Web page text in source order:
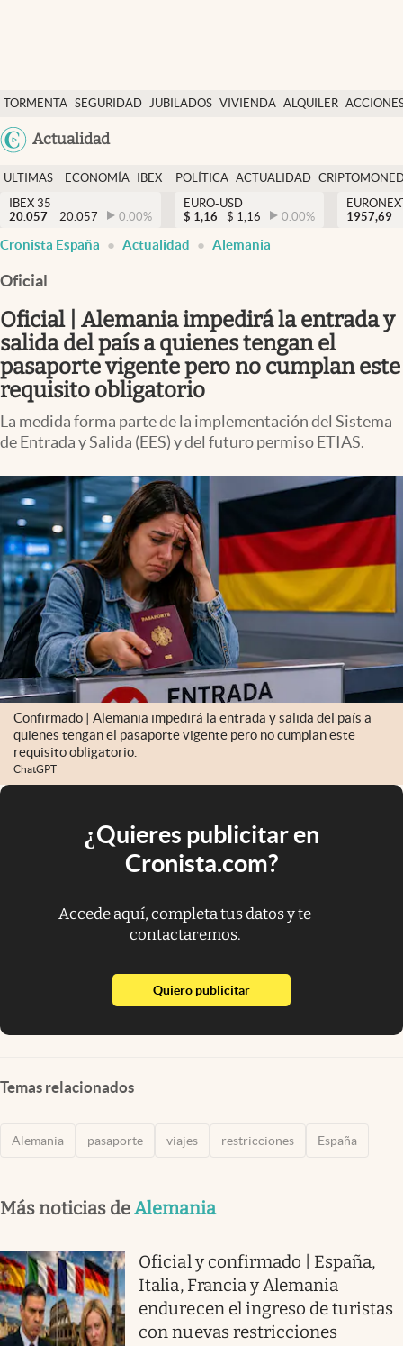
TORMENTA SEGURIDAD JUBILADOS VIVIENDA ALQUILER
USA
Actualidad
Economía y finanzas
Política
Actualidad
Criptomonedas
España
ULTIMAS
NOTICIAS
ECONOMÍA
FINANZAS
IBEX
EURO
POLÍTICA ACTUALIDAD
IBEX 35
20.057
20.057 0.00%
EURO-USD
$ 1,16 $ 1,16 0.00%
1957,69
Cronista España Actualidad Alemania
Oficial
Oficial | Alemania impedirá la entrada y
salida del país a quienes tengan el
pasaporte vigente pero no cumplan este
requisito obligatorio
La medida forma parte de la implementación del Sistema
de Entrada y Salida (EES) y del futuro permiso ETIAS.
Confirmado | Alemania impedirá la entrada y salida del país a
quienes tengan el pasaporte vigente pero no cumplan este
requisito obligatorio.
ChatGPT
¿Quieres publicitar en
Cronista.com?
Accede aquí, completa tus datos y te
contactaremos.
Quiero publicitarabre en nueva pestaña
Temas relacionados
Alemania pasaporte viajes restricciones España
Más noticias deAlemania
Oficial y confirmado | España,
Italia, Francia y Alemania
endurecen el ingreso de turistas
con nuevas restricciones